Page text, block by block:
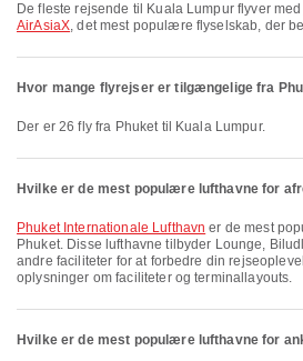
De fleste rejsende til Kuala Lumpur flyver med
AirAsiaX, det mest populære flyselskab, der
Hvor mange flyrejser er tilgængelige fra
Der er 26 fly fra Phuket til Kuala Lumpur.
Hvilke er de mest populære lufthavne for
Phuket Internationale Lufthavn er de mest
Phuket. Disse lufthavne tilbyder Lounge,
andre faciliteter for at forbedre din
oplysninger om faciliteter og terminallayouts.
Hvilke er de mest populære lufthavne for